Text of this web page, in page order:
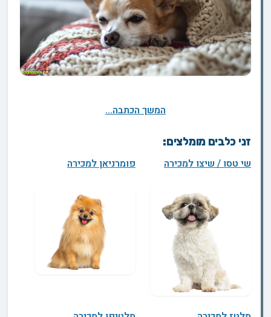
המשך הכתבה...
זני כלבים מומלצים:
שי טסו / שיצו למכירה פומרניאן למכירה